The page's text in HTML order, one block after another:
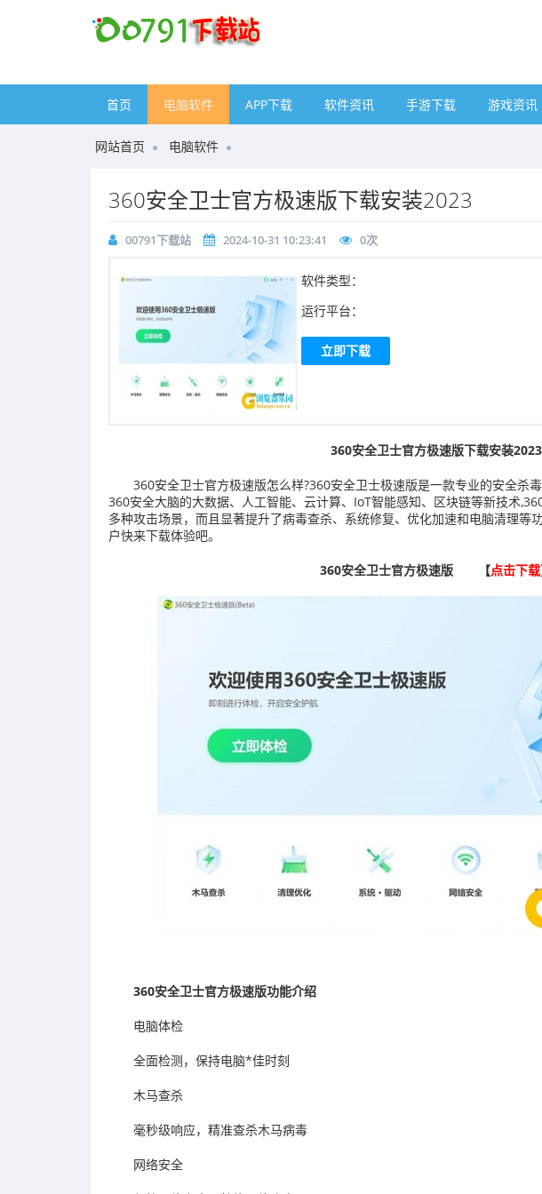
首页 电脑软件 APP下载 软件资讯 手游下载 游戏资讯
网站首页 电脑软件
​360安全卫士官方极速版下载安装2023
00791下载站 2024-10-31 10:23:41 0次
软件类型：
运行平台：
立即下载
360安全卫士官方极速版下载安装2023
360安全卫士官方极速版怎么样?360安全卫士极速版是一款专业的安全杀
360安全大脑的大数据、人工智能、云计算、IoT智能感知、区块链等新技术
多种攻击场景，而且显著提升了病毒查杀、系统修复、优化加速和电脑清理等
户快来下载体验吧。
360安全卫士官方极速版 【点击下载
360安全卫士官方极速版功能介绍
电脑体检
全面检测，保持电脑*佳时刻
木马查杀
毫秒级响应，精准查杀木马病毒
网络安全